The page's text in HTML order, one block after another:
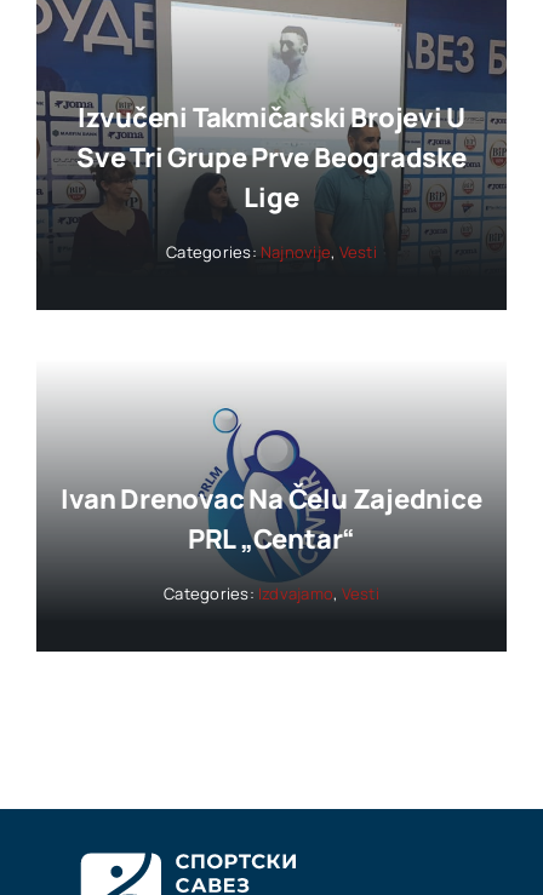
Izvučeni Takmičarski Brojevi U
Sve Tri Grupe Prve Beogradske
Lige
Categories: Najnovije, Vesti
Ivan Drenovac Na Čelu Zajednice
PRL „Centar“
Categories: Izdvajamo, Vesti